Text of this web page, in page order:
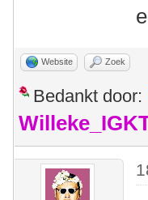
Website Zoek
Bedankt door: